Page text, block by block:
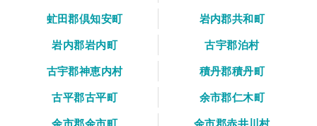
虻田郡倶知安町
岩内郡共和町
岩内郡岩内町
古宇郡泊村
古宇郡神恵内村
積丹郡積丹町
古平郡古平町
余市郡仁木町